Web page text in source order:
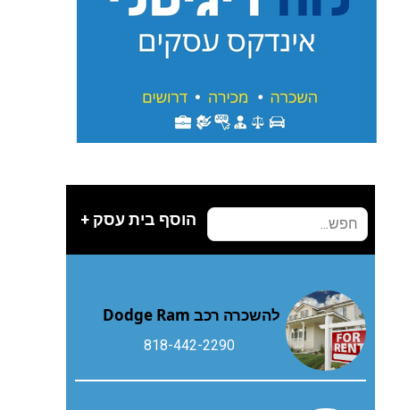
הוסף בית עסק +
להשכרה רכב Dodge Ram
818-442-2290